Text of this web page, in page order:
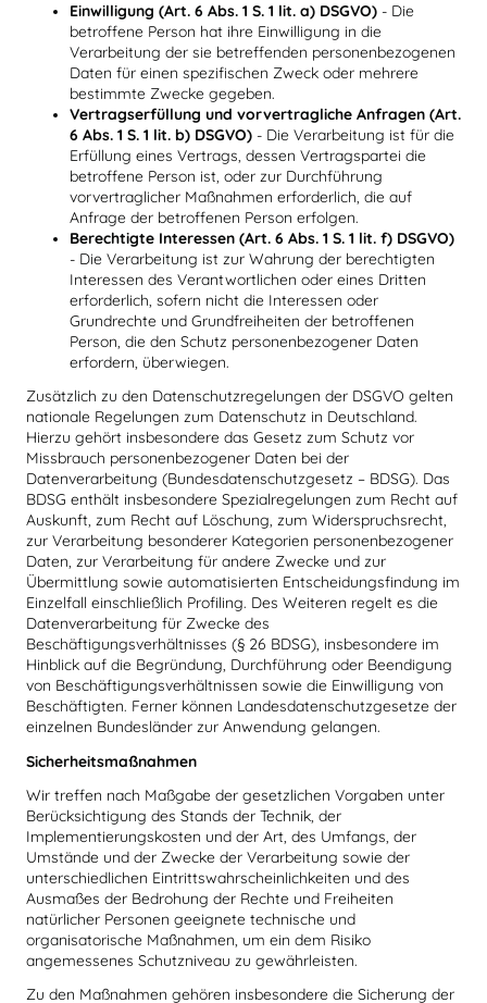
Einwilligung (Art. 6 Abs. 1 S. 1 lit. a) DSGVO) - Die
betroffene Person hat ihre Einwilligung in die
Verarbeitung der sie betreffenden personenbezogenen
Daten für einen spezifischen Zweck oder mehrere
bestimmte Zwecke gegeben.
Vertragserfüllung und vorvertragliche Anfragen (Art.
6 Abs. 1 S. 1 lit. b) DSGVO) - Die Verarbeitung ist für die
Erfüllung eines Vertrags, dessen Vertragspartei die
betroffene Person ist, oder zur Durchführung
vorvertraglicher Maßnahmen erforderlich, die auf
Anfrage der betroffenen Person erfolgen.
Berechtigte Interessen (Art. 6 Abs. 1 S. 1 lit. f) DSGVO)
- Die Verarbeitung ist zur Wahrung der berechtigten
Interessen des Verantwortlichen oder eines Dritten
erforderlich, sofern nicht die Interessen oder
Grundrechte und Grundfreiheiten der betroffenen
Person, die den Schutz personenbezogener Daten
erfordern, überwiegen.
Zusätzlich zu den Datenschutzregelungen der DSGVO gelten
nationale Regelungen zum Datenschutz in Deutschland.
Hierzu gehört insbesondere das Gesetz zum Schutz vor
Missbrauch personenbezogener Daten bei der
Datenverarbeitung (Bundesdatenschutzgesetz – BDSG). Das
BDSG enthält insbesondere Spezialregelungen zum Recht auf
Auskunft, zum Recht auf Löschung, zum Widerspruchsrecht,
zur Verarbeitung besonderer Kategorien personenbezogener
Daten, zur Verarbeitung für andere Zwecke und zur
Übermittlung sowie automatisierten Entscheidungsfindung im
Einzelfall einschließlich Profiling. Des Weiteren regelt es die
Datenverarbeitung für Zwecke des
Beschäftigungsverhältnisses (§ 26 BDSG), insbesondere im
Hinblick auf die Begründung, Durchführung oder Beendigung
von Beschäftigungsverhältnissen sowie die Einwilligung von
Beschäftigten. Ferner können Landesdatenschutzgesetze der
einzelnen Bundesländer zur Anwendung gelangen.
Sicherheitsmaßnahmen
Wir treffen nach Maßgabe der gesetzlichen Vorgaben unter
Berücksichtigung des Stands der Technik, der
Implementierungskosten und der Art, des Umfangs, der
Umstände und der Zwecke der Verarbeitung sowie der
unterschiedlichen Eintrittswahrscheinlichkeiten und des
Ausmaßes der Bedrohung der Rechte und Freiheiten
natürlicher Personen geeignete technische und
organisatorische Maßnahmen, um ein dem Risiko
angemessenes Schutzniveau zu gewährleisten.
Zu den Maßnahmen gehören insbesondere die Sicherung der